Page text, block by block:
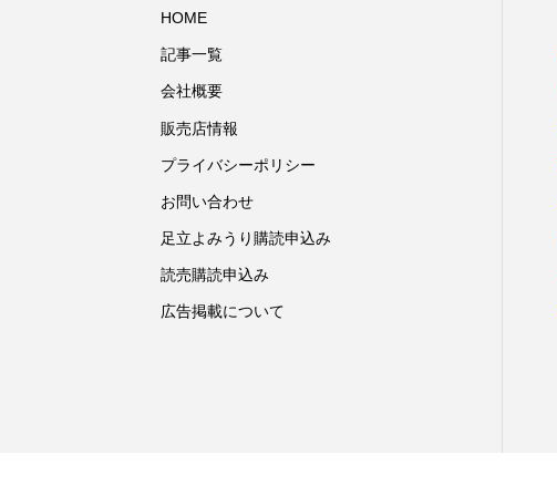
HOME
記事一覧
会社概要
販売店情報
プライバシーポリシー
お問い合わせ
足立よみうり購読申込み
読売購読申込み
広告掲載について